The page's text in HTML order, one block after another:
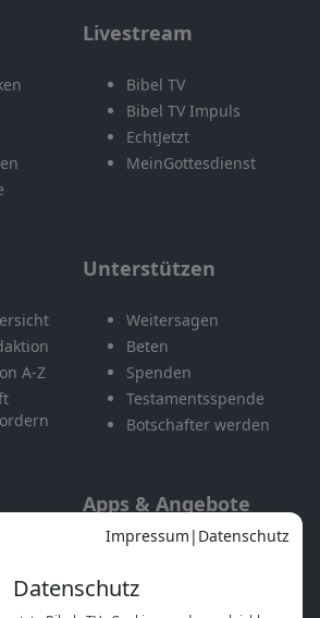
Livestream
Bibel TV
Bibel TV Impuls
EchtJetzt
MeinGottesdienst
A-Z
Unterstützen
Weitersagen
Beten
Spenden
Testamentsspende
Botschafter werden
erklärt
Apps & Angebote
Mobile App